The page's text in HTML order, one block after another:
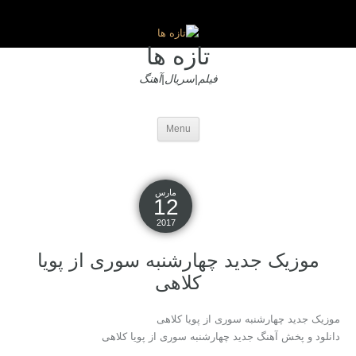
تازه ها
فیلم|سریال|آهنگ
Menu
مارس
12
2017
موزیک جدید چهارشنبه سوری از پویا
کلاهی
موزیک جدید چهارشنبه سوری از پویا کلاهی
دانلود و پخش آهنگ جدید چهارشنبه سوری از پویا کلاهی